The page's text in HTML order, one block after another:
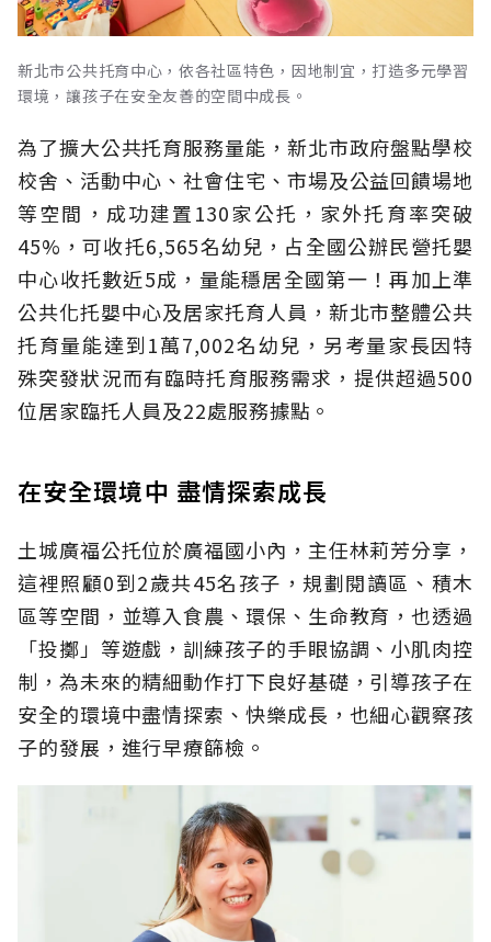
新北市公共托育中心，依各社區特色，因地制宜，打造多元學習
環境，讓孩子在安全友善的空間中成長。
為了擴大公共托育服務量能，新北市政府盤點學校
校舍、活動中心、社會住宅、市場及公益回饋場地
等空間，成功建置130家公托，家外托育率突破
45%，可收托6,565名幼兒，占全國公辦民營托嬰
中心收托數近5成，量能穩居全國第一！再加上準
公共化托嬰中心及居家托育人員，新北市整體公共
托育量能達到1萬7,002名幼兒，另考量家長因特
殊突發狀況而有臨時托育服務需求，提供超過500
位居家臨托人員及22處服務據點。
在安全環境中 盡情探索成長
土城廣福公托位於廣福國小內，主任林莉芳分享，
這裡照顧0到2歲共45名孩子，規劃閱讀區、積木
區等空間，並導入食農、環保、生命教育，也透過
「投擲」等遊戲，訓練孩子的手眼協調、小肌肉控
制，為未來的精細動作打下良好基礎，引導孩子在
安全的環境中盡情探索、快樂成長，也細心觀察孩
子的發展，進行早療篩檢。